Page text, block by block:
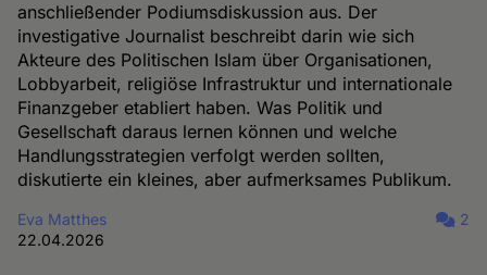
anschließender Podiumsdiskussion aus. Der
investigative Journalist beschreibt darin wie sich
Akteure des Politischen Islam über Organisationen,
Lobbyarbeit, religiöse Infrastruktur und internationale
Finanzgeber etabliert haben. Was Politik und
Gesellschaft daraus lernen können und welche
Handlungsstrategien verfolgt werden sollten,
diskutierte ein kleines, aber aufmerksames Publikum.
Eva Matthes
22.04.2026
2